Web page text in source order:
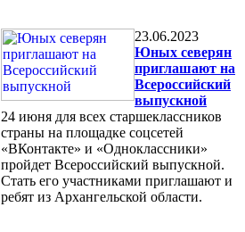
23.06.2023
Юных северян
приглашают на
Всероссийский
выпускной
24 июня для всех старшеклассников
страны на площадке соцсетей
«ВКонтакте» и «Одноклассники»
пройдет Всероссийский выпускной.
Стать его участниками приглашают и
ребят из Архангельской области.